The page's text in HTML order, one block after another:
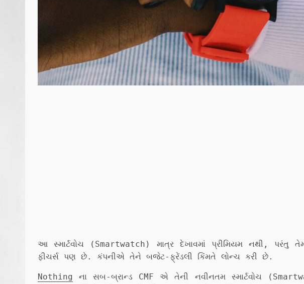
આ સ્માર્ટવોચ (Smartwatch) માત્ર દેખાવમાં પ્રીમિયમ નથી, પરંતુ
ફીચર્સ પણ છે. કંપનીએ તેને બજેટ-ફ્રેંડલી કિંમતે લોન્ચ કરી છે.
Nothing ના સબ-બ્રાન્ડ CMF એ તેની નવીનતમ સ્માર્ટવોચ